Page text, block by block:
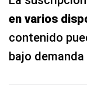
en varios
contenido
bajo